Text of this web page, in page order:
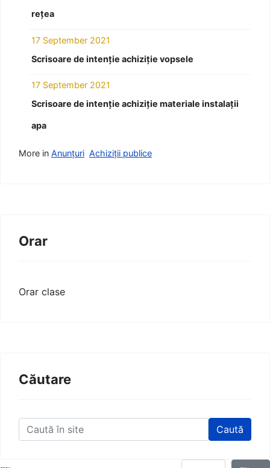
rețea
17 September 2021
Scrisoare de intenție achiziție vopsele
17 September 2021
Scrisoare de intenție achiziție materiale instalații
apa
More in Anunțuri Achiziții publice
Orar
Orar clase
Căutare
Caută